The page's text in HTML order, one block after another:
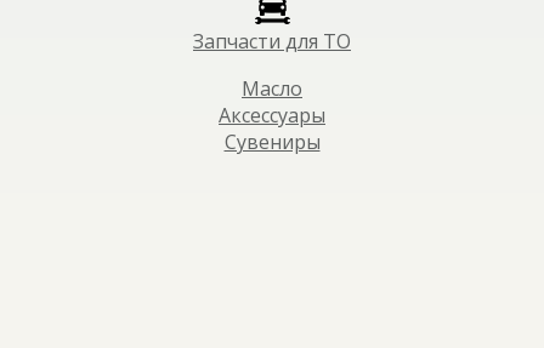
Запчасти для ТО
Масло
Аксессуары
Сувениры